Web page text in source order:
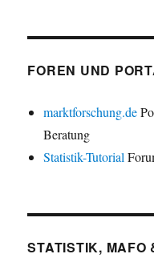
FOREN UND
marktforschung.de
Beratung
Statistik-Tutorial
STATISTIK, MAFO